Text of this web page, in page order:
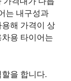
는 내구성과
해 가격이 상
용 타이어는
을 합니다.